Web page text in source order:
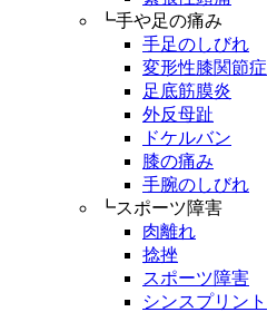
┗手や足の痛み
手足のしびれ
変形性膝関節症
足底筋膜炎
外反母趾
ドケルバン
膝の痛み
手腕のしびれ
┗スポーツ障害
肉離れ
捻挫
スポーツ障害
シンスプリント